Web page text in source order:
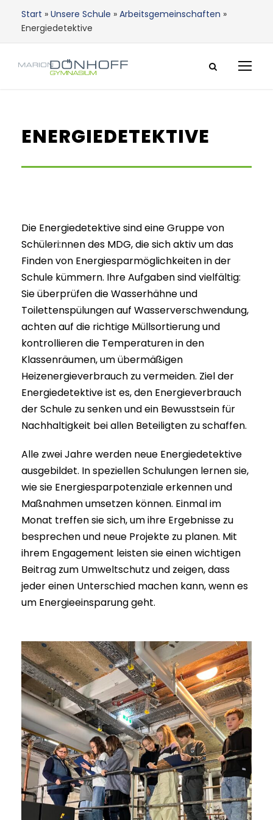
Start » Unsere Schule » Arbeitsgemeinschaften »
Energiedetektive
ENERGIEDETEKTIVE
Die Energiedetektive sind eine Gruppe von
Schüleri:nnen des MDG, die sich aktiv um das
Finden von Energiesparmöglichkeiten in der
Schule kümmern. Ihre Aufgaben sind vielfältig:
Sie überprüfen die Wasserhähne und
Toilettenspülungen auf Wasserverschwendung,
achten auf die richtige Müllsortierung und
kontrollieren die Temperaturen in den
Klassenräumen, um übermäßigen
Heizenergieverbrauch zu vermeiden. Ziel der
Energiedetektive ist es, den Energieverbrauch
der Schule zu senken und ein Bewusstsein für
Nachhaltigkeit bei allen Beteiligten zu schaffen.
Alle zwei Jahre werden neue Energiedetektive
ausgebildet. In speziellen Schulungen lernen sie,
wie sie Energiesparpotenziale erkennen und
Maßnahmen umsetzen können. Einmal im
Monat treffen sie sich, um ihre Ergebnisse zu
besprechen und neue Projekte zu planen. Mit
ihrem Engagement leisten sie einen wichtigen
Beitrag zum Umweltschutz und zeigen, dass
jeder einen Unterschied machen kann, wenn es
um Energieeinsparung geht.